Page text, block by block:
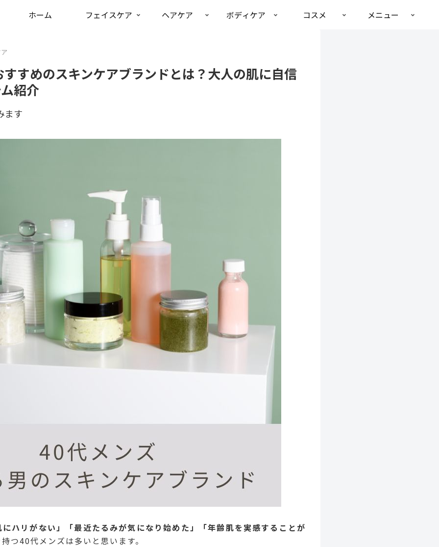
ホーム フェイスケア ヘアケア ボディケア コスメ メニュー
すめのスキンケアブランドとは？大人の肌に自信
紹介
ます
にハリがない」「最近たるみが気になり始めた」「年齢肌を実感することが
つ40代メンズは多いと思います。